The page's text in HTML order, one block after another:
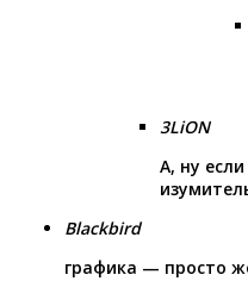
3LiON
А, ну
Blackbird
графика — просто